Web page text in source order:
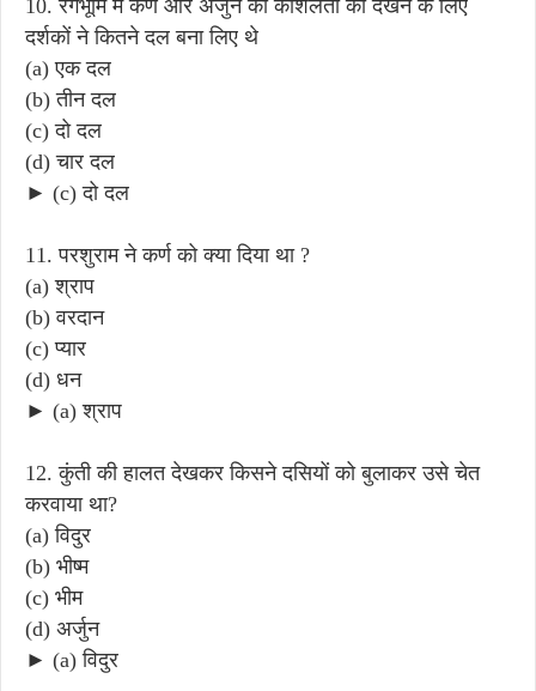
10. रंगभूमि में कर्ण और अर्जुन की कौशलता को देखने के लिए
दर्शकों ने कितने दल बना लिए थे
(a) एक दल
(b) तीन दल
(c) दो दल
(d) चार दल
► (c) दो दल
11. परशुराम ने कर्ण को क्या दिया था ?
(a) श्राप
(b) वरदान
(c) प्यार
(d) धन
► (a) श्राप
12. कुंती की हालत देखकर किसने दसियों को बुलाकर उसे चेत
करवाया था?
(a) विदुर
(b) भीष्म
(c) भीम
(d) अर्जुन
► (a) विदुर